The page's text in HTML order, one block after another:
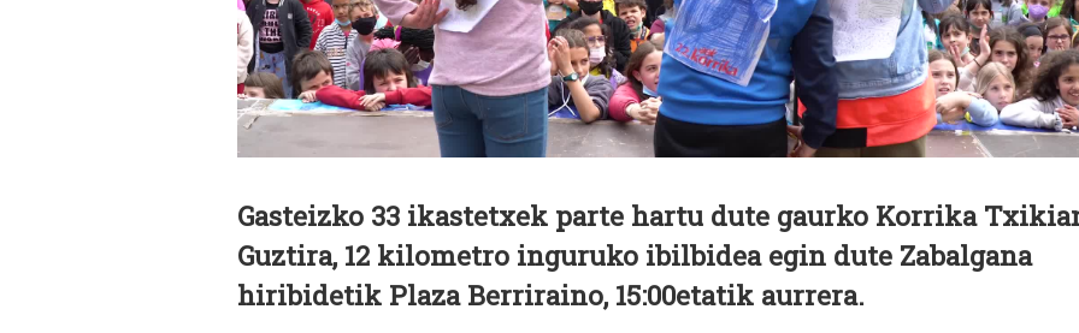
Gasteizko 33 ikastetxek parte hartu dute gaurko Korrika
Guztira, 12 kilometro inguruko ibilbidea egin dute Zabalgana
hiribidetik Plaza Berriraino, 15:00etatik aurrera.